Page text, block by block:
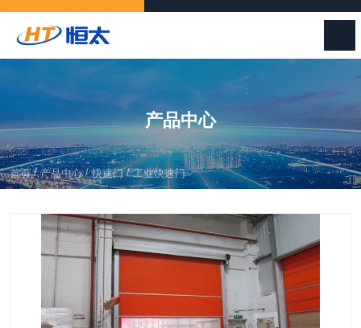
产品中心
首页/产品中心 /快速门 /工业快速门